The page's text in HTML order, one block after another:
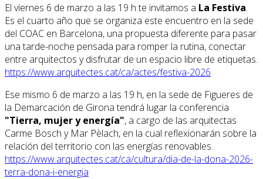
El viernes 6 de marzo a las 19 h te invitamos a La Festiva.
Es el cuarto año que se organiza este encuentro en la sede
del COAC en Barcelona, una propuesta diferente para pasar
una tarde-noche pensada para romper la rutina, conectar
entre arquitectos y disfrutar de un espacio libre de etiquetas.
https://www.arquitectes.cat/ca/actes/festiva-2026
Ese mismo 6 de marzo a las 19 h, en la sede de Figueres de
la Demarcación de Girona tendrá lugar la conferencia
"Tierra, mujer y energía", a cargo de las arquitectas
Carme Bosch y Mar Pèlach, en la cual reflexionarán sobre la
relación del territorio con las energías renovables.
https://www.arquitectes.cat/ca/cultura/dia-de-la-dona-2026-
terra-dona-i-energia